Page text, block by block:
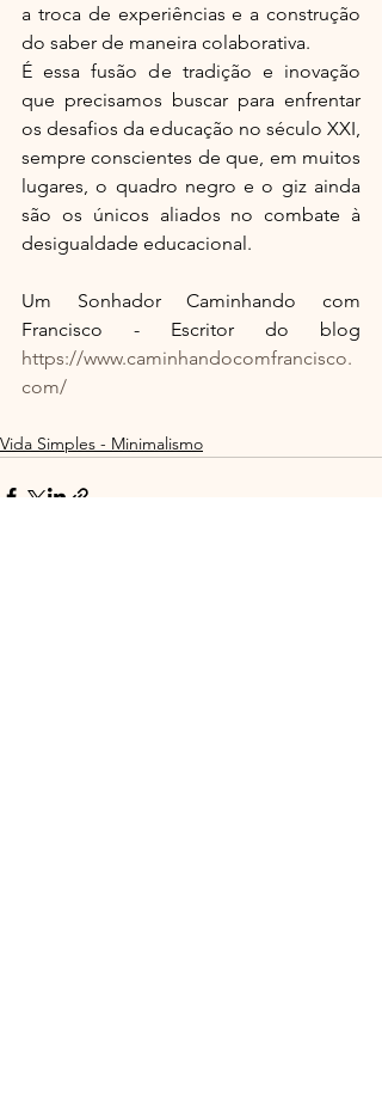
a troca de experiências e a construção
do saber de maneira colaborativa.
É essa fusão de tradição e inovação
que precisamos buscar para enfrentar
os desafios da educação no século XXI,
sempre conscientes de que, em muitos
lugares, o quadro negro e o giz ainda
são os únicos aliados no combate à
desigualdade educacional.
Um Sonhador Caminhando com
https://www.caminhandocomfrancisco.
com/
Vida Simples - Minimalismo